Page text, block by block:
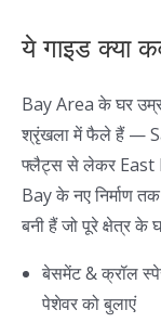
ये गाइड क्या
Bay Area के घर
श्रृंखला में फैले हैं —
फ्लैट्स से लेकर East
Bay के नए निर्माण
बनी हैं जो पूरे क्षेत्र के
बेसमेंट & क्रॉल
पेशेवर को बुलाएं